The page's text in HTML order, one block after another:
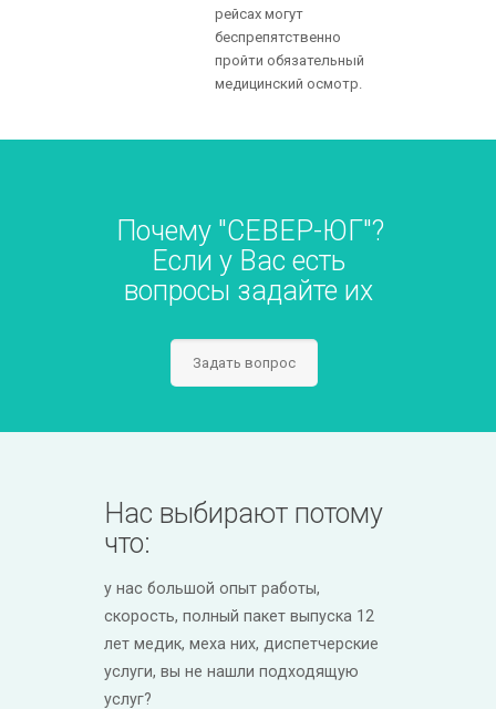
рейсах могут
беспрепятственно
пройти обязательный
медицинский осмотр.
Почему "СЕВЕР-ЮГ"?
Если у Вас есть
вопросы задайте их
Задать вопрос
Нас выбирают потому
что:
у нас большой опыт работы,
скорость, полный пакет выпуска 12
лет медик, меха них, диспетчерские
услуги, вы не нашли подходящую
услуг?